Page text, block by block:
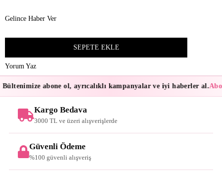
Gelince Haber Ver
Yorum Yaz
abone ol, ayrıcalıklı kampanyalar ve iyi haberler al.
Kargo Bedava
3000 TL ve üzeri alışverişlerde
Güvenli Ödeme
%100 güvenli alışveriş